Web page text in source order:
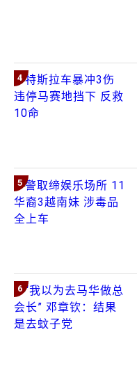
4
5
6